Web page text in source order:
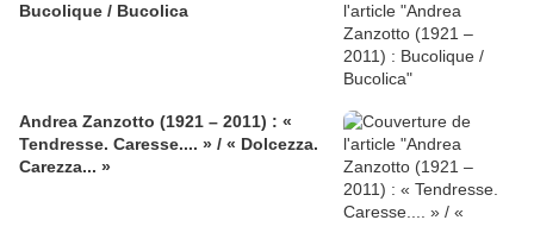
Bucolique / Bucolica
Andrea Zanzotto (1921 – 2011) : «
Tendresse. Caresse.... » / « Dolcezza.
Carezza... »